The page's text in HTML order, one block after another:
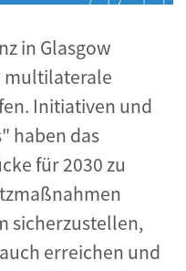
in Glasgow
multilaterale
Initiativen und
haben das
für 2030 zu
sicherzustellen,
erreichen und